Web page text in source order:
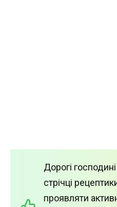
Дорогі
стрічці
проявляти